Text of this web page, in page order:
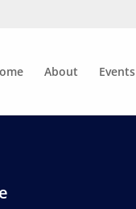
About Events